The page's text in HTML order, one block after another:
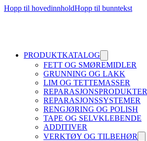
Hopp til hovedinnholdHopp til bunntekst
PRODUKTKATALOG
FETT OG SMØREMIDLER
GRUNNING OG LAKK
LIM OG TETTEMASSER
REPARASJONSPRODUKTER
REPARASJONSSYSTEMER
RENGJØRING OG POLISH
TAPE OG SELVKLEBENDE
ADDITIVER
VERKTØY OG TILBEHØR